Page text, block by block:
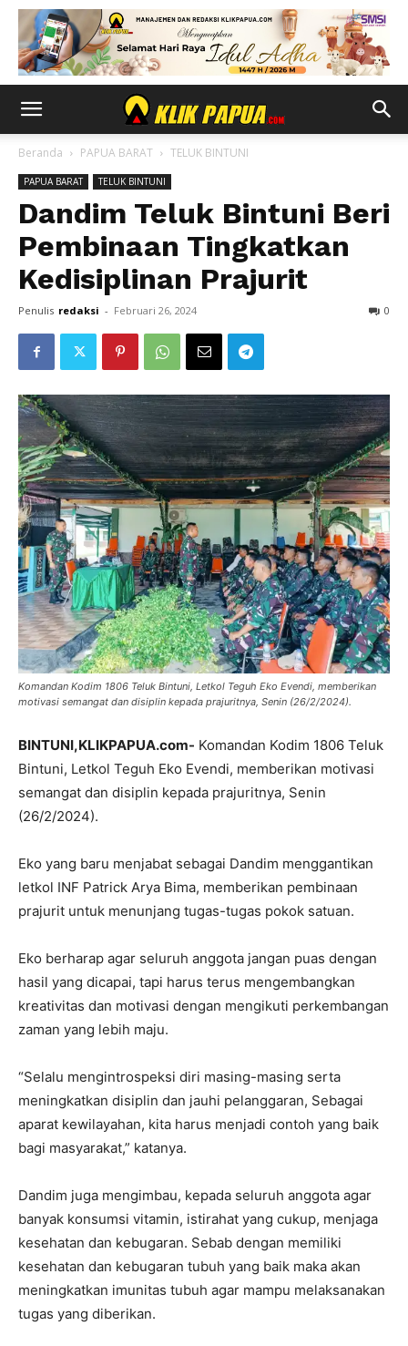
Beranda PAPUA BARAT TELUK BINTUNI
PAPUA BARAT TELUK BINTUNI
Dandim Teluk Bintuni Beri
Pembinaan Tingkatkan
Kedisiplinan Prajurit
Penulis redaksi - Februari 26, 2024 0
Komandan Kodim 1806 Teluk Bintuni, Letkol Teguh Eko Evendi, memberikan
motivasi semangat dan disiplin kepada prajuritnya, Senin (26/2/2024).
BINTUNI,KLIKPAPUA.com- Komandan Kodim 1806 Teluk
Bintuni, Letkol Teguh Eko Evendi, memberikan motivasi
semangat dan disiplin kepada prajuritnya, Senin
(26/2/2024).
Eko yang baru menjabat sebagai Dandim menggantikan
letkol INF Patrick Arya Bima, memberikan pembinaan
prajurit untuk menunjang tugas-tugas pokok satuan.
Eko berharap agar seluruh anggota jangan puas dengan
hasil yang dicapai, tapi harus terus mengembangkan
kreativitas dan motivasi dengan mengikuti perkembangan
zaman yang lebih maju.
“Selalu mengintrospeksi diri masing-masing serta
meningkatkan disiplin dan jauhi pelanggaran, Sebagai
aparat kewilayahan, kita harus menjadi contoh yang baik
bagi masyarakat,” katanya.
Dandim juga mengimbau, kepada seluruh anggota agar
banyak konsumsi vitamin, istirahat yang cukup, menjaga
kesehatan dan kebugaran. Sebab dengan memiliki
kesehatan dan kebugaran tubuh yang baik maka akan
meningkatkan imunitas tubuh agar mampu melaksanakan
tugas yang diberikan.